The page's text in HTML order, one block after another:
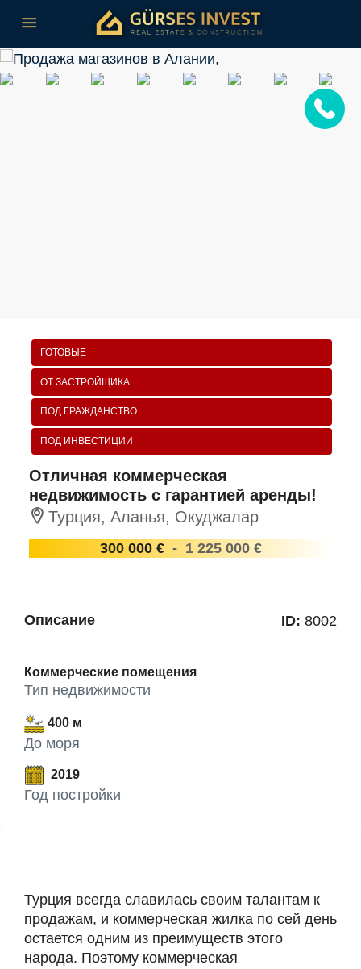
ГОТОВЫЕ
ОТ ЗАСТРОЙЩИКА
ПОД ГРАЖДАНСТВО
ПОД ИНВЕСТИЦИИ
Отличная коммерческая
недвижимость с гарантией аренды!
Турция, Аланья, Окуджалар
300 000 € - 1 225 000 €
Описание ID: 8002
Коммерческие помещения
Тип недвижимости
400 м
До моря
2019
Год постройки
Турция всегда славилась своим талантам к
продажам, и коммерческая жилка по сей день
остается одним из преимуществ этого
народа. Поэтому коммерческая